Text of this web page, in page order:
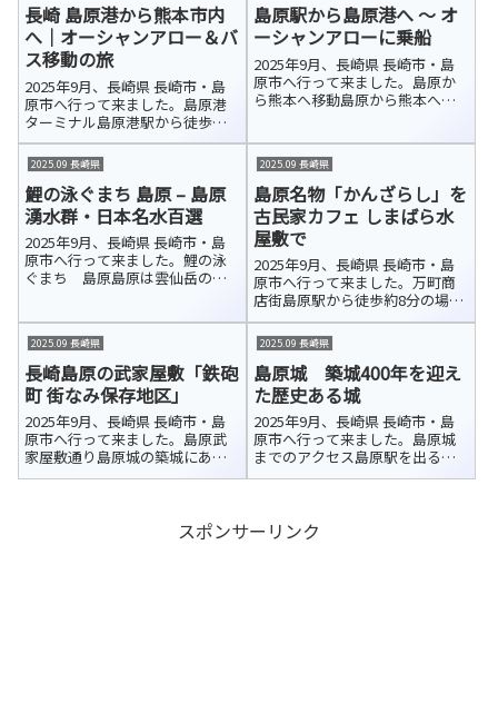
長崎 島原港から熊本市内
へ｜オーシャンアロー＆バ
ス移動の旅
2025年9月、長崎県 長崎市・島
原市へ行って来ました。島原港
ターミナル島原港駅から徒歩で
島原港ターミナルに到着しまし
た。ここは、長崎県の島原と熊
本県の熊本を結ぶフェリーの発
着拠点です。九商フェリー（公
式HP／約60分）と熊本フェリー
（公式...
島原駅から島原港へ ～ オ
ーシャンアローに乗船
2025年9月、長崎県 長崎市・島
原市へ行って来ました。島原か
ら熊本へ移動島原から熊本へ向
は意外と時間がかかります。今
回は島原港から海を渡るフェリ
ーを利用して熊本へ行くことに
しました。便...
2025.09 長崎県
鯉の泳ぐまち 島原 – 島原
湧水群・日本名水百選
2025年9月、長崎県 長崎市・島
原市へ行って来ました。鯉の泳
ぐまち 島原島原は雲仙岳の伏
す。武家屋敷「鉄砲町 街なみ保
存地区」でも、その澄んだ水が
美しい水路となって町並みに溶
け込んで...
2025.09 長崎県
島原名物「かんざらし」を
古民家カフェ しまばら水
屋敷で
2025年9月、長崎県 長崎市・島
原市へ行って来ました。万町商
店街島原駅から徒歩約8分の場所
にある「万町商店街」アーケー
ドは、島原城の城下町として栄
え、「萬（よろず）あきない」
のまちとして親しまれてきた歴
史ある商店街です。しまばら水
屋敷「万...
2025.09 長崎県
長崎島原の武家屋敷「鉄砲
町 街なみ保存地区」
2025年9月、長崎県 長崎市・島
原市へ行って来ました。島原武
家屋敷通り島原城の築城にあわ
せて、城の西側外郭に扶持取70
丁・古丁・中ノ丁・下ノ丁・江
戸丁・新建といった街並みが形
2025.09 長崎県
島原城 築城400年を迎え
た歴史ある城
2025年9月、長崎県 長崎市・島
原市へ行って来ました。島原城
までのアクセス島原駅を出る
と、真正面に島原城が見えます。
ても迷わず向かうことができま
した。美しい島原城の姿を眺め
スポンサーリンク